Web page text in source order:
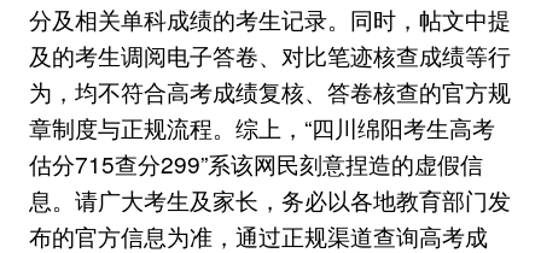
分及相关单科成绩的考生记录。同时，帖文中提
及的考生调阅电子答卷、对比笔迹核查成绩等行
为，均不符合高考成绩复核、答卷核查的官方规
章制度与正规流程。综上，“四川绵阳考生高考
估分715查分299”系该网民刻意捏造的虚假信
息。请广大考生及家长，务必以各地教育部门发
布的官方信息为准，通过正规渠道查询高考成